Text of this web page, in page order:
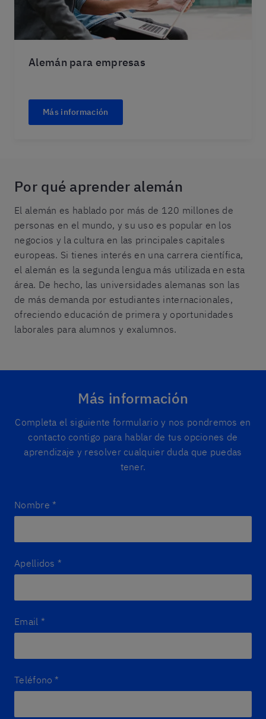
Alemán para empresas
Más información
Por qué aprender alemán
El alemán es hablado por más de 120 millones de
personas en el mundo, y su uso es popular en los
negocios y la cultura en las principales capitales
europeas. Si tienes interés en una carrera científica,
el alemán es la segunda lengua más utilizada en esta
área. De hecho, las universidades alemanas son las
de más demanda por estudiantes internacionales,
ofreciendo educación de primera y oportunidades
laborales para alumnos y exalumnos.
Más información
Completa el siguiente formulario y nos pondremos en
contacto contigo para hablar de tus opciones de
aprendizaje y resolver cualquier duda que puedas
tener.
Nombre *
Apellidos *
Email *
Teléfono *